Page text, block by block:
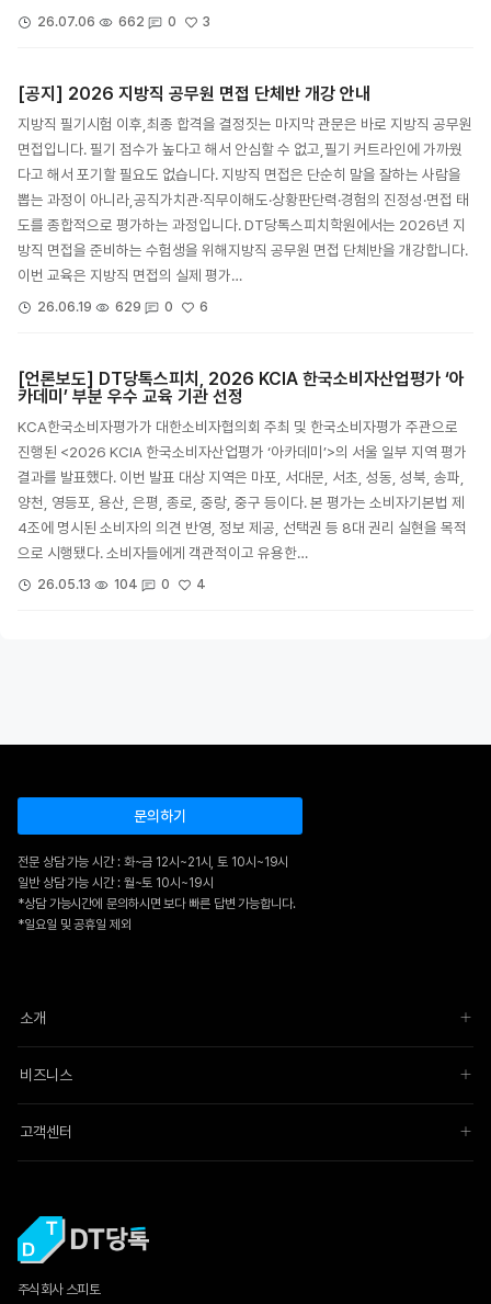
26.07.06 662 0 3
[공지] 2026 지방직 공무원 면접 단체반 개강 안내
지방직 필기시험 이후,최종 합격을 결정짓는 마지막 관문은 바로 지방직 공무원
면접입니다. 필기 점수가 높다고 해서 안심할 수 없고,필기 커트라인에 가까웠
다고 해서 포기할 필요도 없습니다. 지방직 면접은 단순히 말을 잘하는 사람을
뽑는 과정이 아니라,공직가치관·직무이해도·상황판단력·경험의 진정성·면접 태
도를 종합적으로 평가하는 과정입니다. DT당톡스피치학원에서는 2026년 지
방직 면접을 준비하는 수험생을 위해지방직 공무원 면접 단체반을 개강합니다.
이번 교육은 지방직 면접의 실제 평가…
26.06.19 629 0 6
[언론보도] DT당톡스피치, 2026 KCIA 한국소비자산업평가 ‘아
카데미’ 부분 우수 교육 기관 선정
KCA한국소비자평가가 대한소비자협의회 주최 및 한국소비자평가 주관으로
진행된 <2026 KCIA 한국소비자산업평가 ‘아카데미’>의 서울 일부 지역 평가
결과를 발표했다. 이번 발표 대상 지역은 마포, 서대문, 서초, 성동, 성북, 송파,
양천, 영등포, 용산, 은평, 종로, 중랑, 중구 등이다. 본 평가는 소비자기본법 제
4조에 명시된 소비자의 의견 반영, 정보 제공, 선택권 등 8대 권리 실현을 목적
으로 시행됐다. 소비자들에게 객관적이고 유용한…
26.05.13 104 0 4
문의하기
전문 상담 가능 시간 : 화~금 12시~21시, 토 10시~19시
일반 상담 가능 시간 : 월~토 10시~19시
*상담 가능시간에 문의하시면 보다 빠른 답변 가능합니다.
*일요일 및 공휴일 제외
소개
비즈니스
고객센터
주식회사 스피토